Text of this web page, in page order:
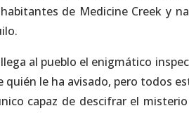
de Medicine Creek y
al pueblo el enigmático
quién le ha avisado, pero todos
capaz de descifrar el